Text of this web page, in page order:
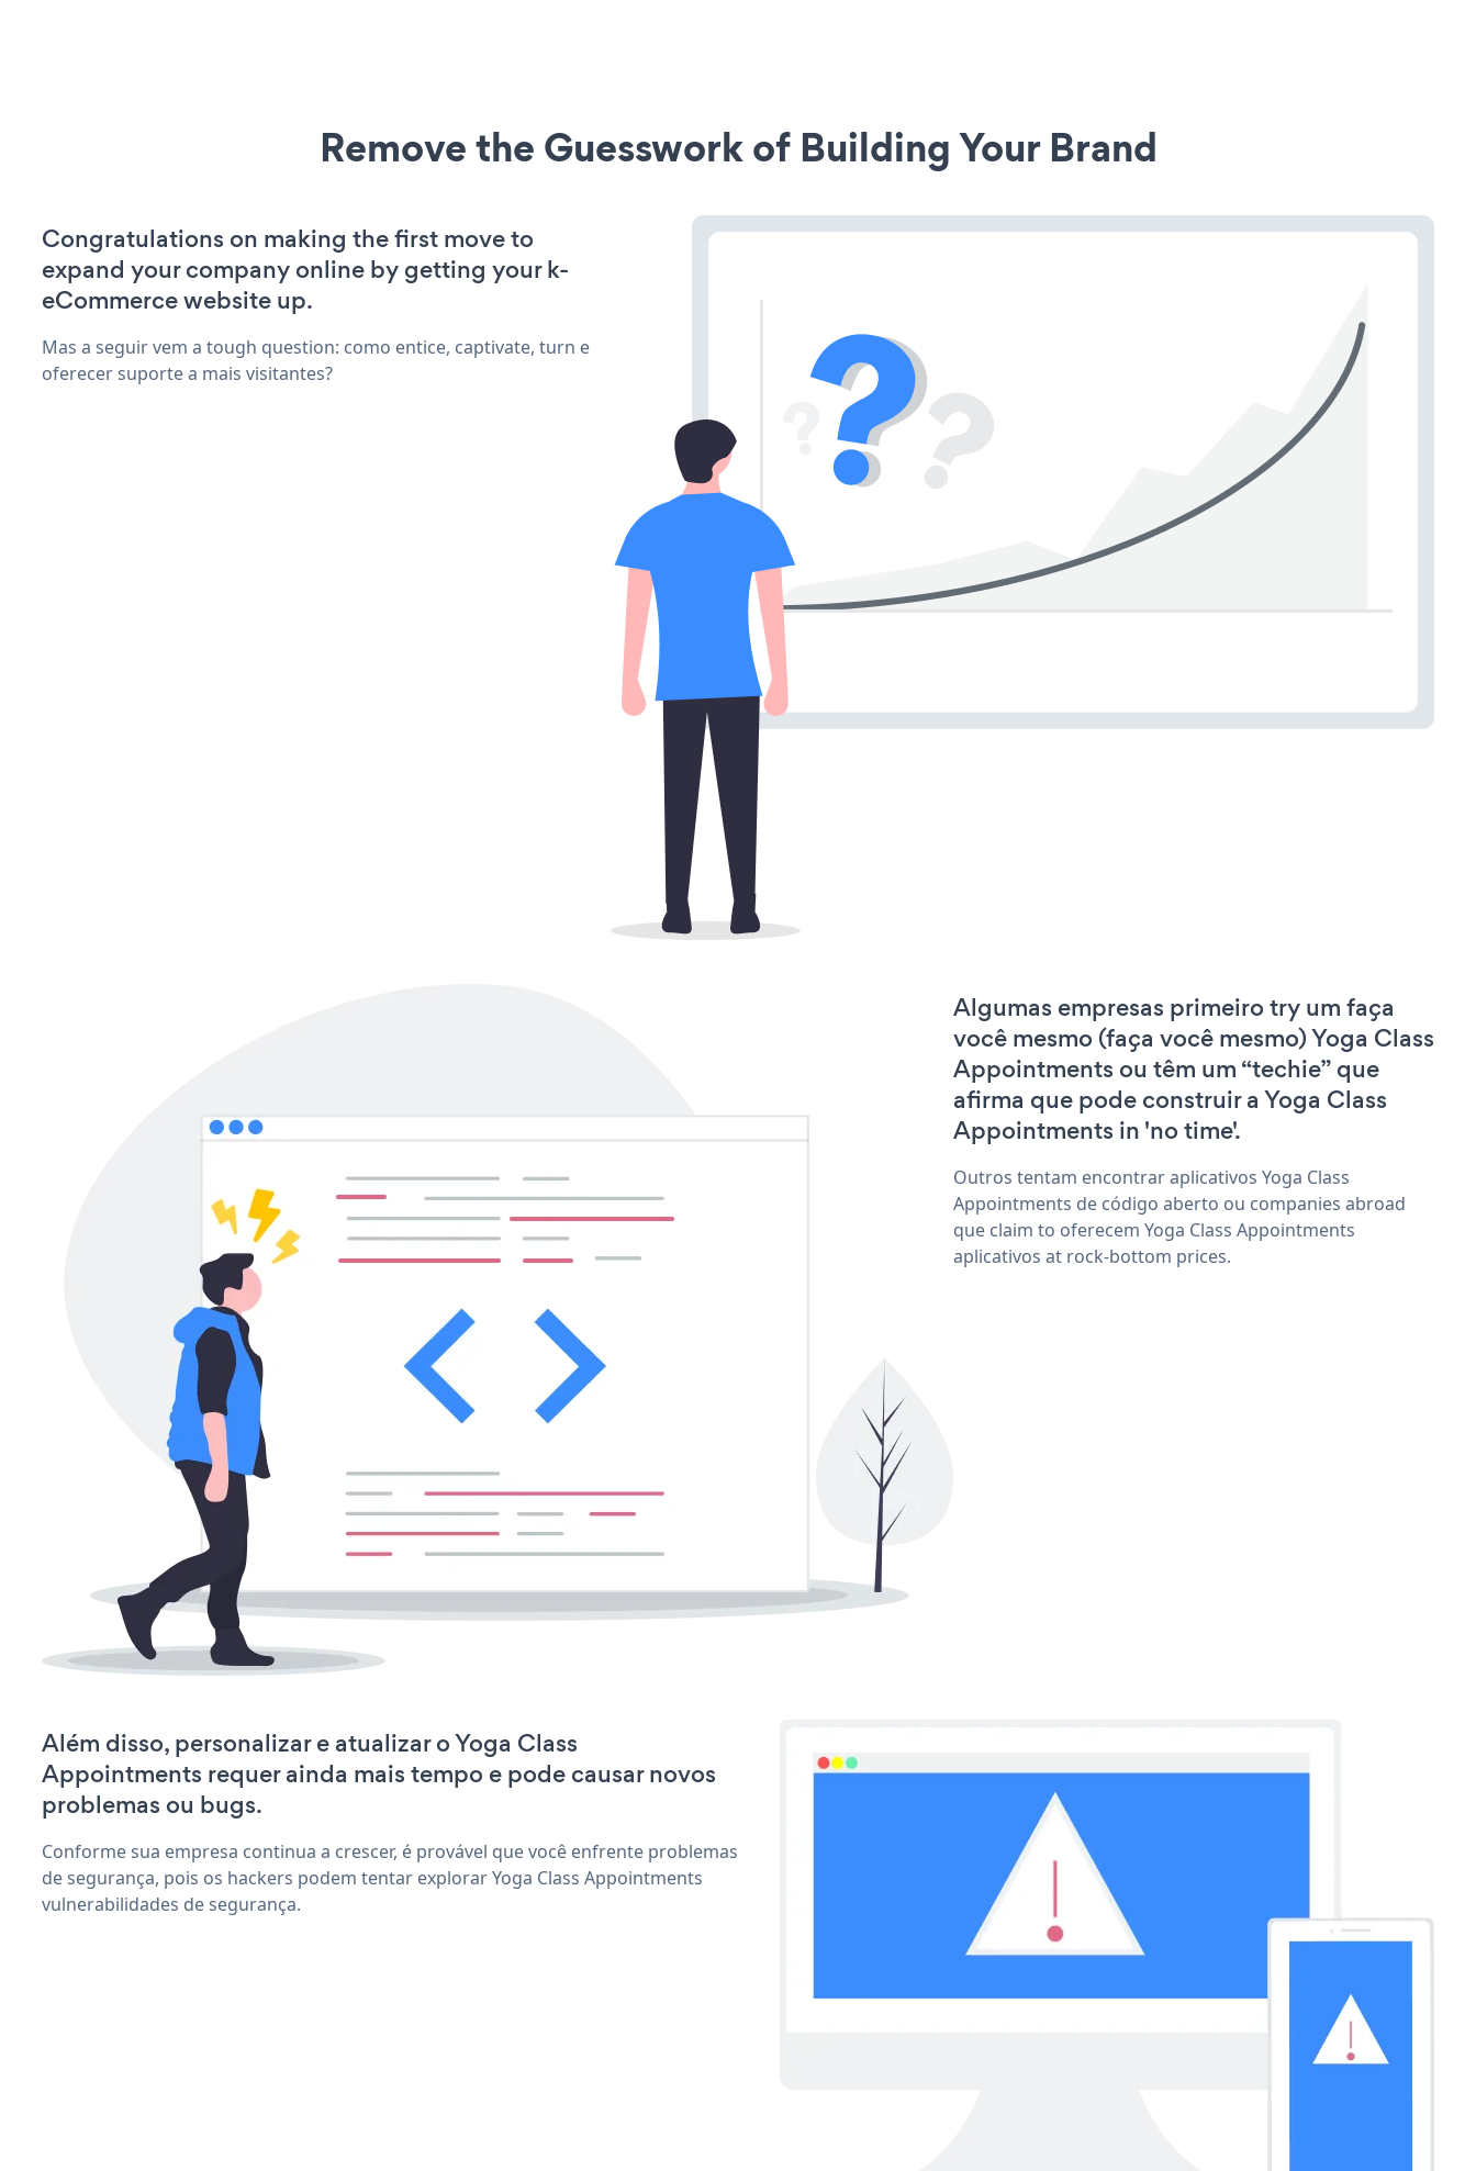
Remove the Guesswork of Building Your Brand
Congratulations on making the first move to
expand your company online by getting your k-
eCommerce website up.
Mas a seguir vem a tough question: como entice, captivate, turn e
oferecer suporte a mais visitantes?
Algumas empresas primeiro try um faça
você mesmo (faça você mesmo) Yoga Class
Appointments ou têm um “techie” que
afirma que pode construir a Yoga Class
Appointments in 'no time'.
Outros tentam encontrar aplicativos Yoga Class
Appointments de código aberto ou companies abroad
que claim to oferecem Yoga Class Appointments
aplicativos at rock-bottom prices.
Além disso, personalizar e atualizar o Yoga Class
Appointments requer ainda mais tempo e pode causar novos
problemas ou bugs.
Conforme sua empresa continua a crescer, é provável que você enfrente problemas
de segurança, pois os hackers podem tentar explorar Yoga Class Appointments
vulnerabilidades de segurança.